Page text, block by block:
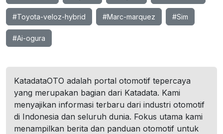
#Toyota-veloz-hybrid #Marc-marquez #Sim
#Ai-ogura
KatadataOTO adalah portal otomotif tepercaya
yang merupakan bagian dari Katadata. Kami
menyajikan informasi terbaru dari industri otomotif
di Indonesia dan seluruh dunia. Fokus utama kami
menampilkan berita dan panduan otomotif untuk